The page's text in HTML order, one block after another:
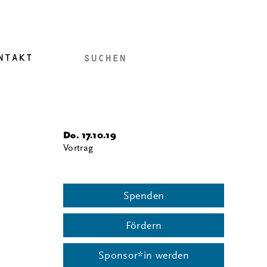
Do. 17.10.19
Vortrag
Spenden
Fördern
Sponsor*in werden